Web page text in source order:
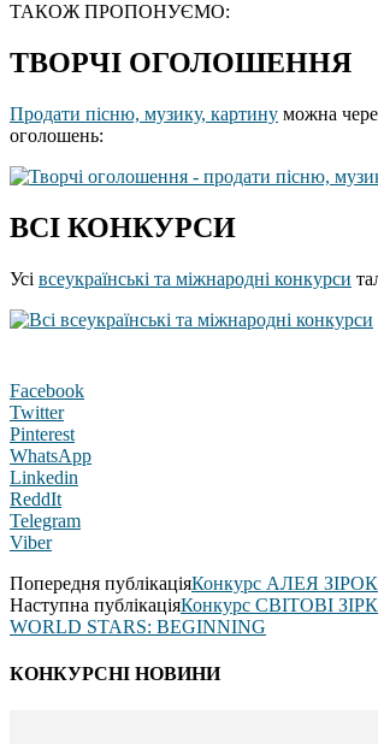
ТАКОЖ ПРОПОНУЄМО:
ТВОРЧІ ОГОЛОШЕННЯ
Продати пісню, музику, картину можна
оголошень:
ВСІ КОНКУРСИ
Усі всеукраїнські та міжнародні конкурси
Facebook
Twitter
Pinterest
WhatsApp
Linkedin
ReddIt
Telegram
Viber
Попередня публікаціяКонкурс АЛЕЯ ЗІРОК:
Наступна публікаціяКонкурс СВІТОВІ
WORLD STARS: BEGINNING
КОНКУРСНІ НОВИНИ